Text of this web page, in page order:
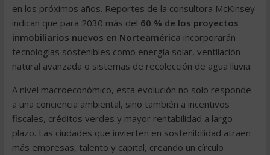
en los próximos años. Reportes de la consultora McKinsey
indican que para 2030 más del 60 % de los proyectos
inmobiliarios nuevos en Norteamérica incorporarán
tecnologías sostenibles como energía solar, ventilación
natural avanzada o sistemas de recolección de agua lluvia.
A nivel macroeconómico, esta evolución no solo responde
a una conciencia ambiental, sino también a incentivos
fiscales, créditos verdes y mayor rentabilidad a largo
plazo. Las ciudades que invierten en sostenibilidad atraen
más empresas, talento y capital, creando un círculo